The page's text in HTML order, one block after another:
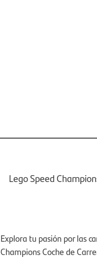
Lego Speed
Explora tu pasión por las
Champions Coche de